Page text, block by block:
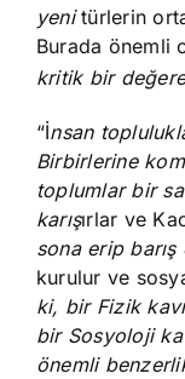
yenitürlerin
Burada önemli
kritik bir değere
“İnsan
Birbirlerine
toplumlar bir
karışırlar ve
sona erip
kurulur ve
ki, bir Fizik
bir Sosyoloji
önemli